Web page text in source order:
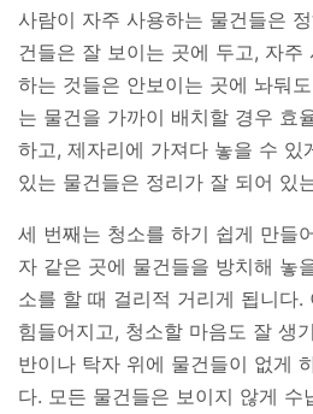
사람이 자주 사용하는 물건들은
건들은 잘 보이는 곳에 두고, 자주
하는 것들은 안보이는 곳에 놔둬
는 물건을 가까이 배치할 경우 효
하고, 제자리에 가져다 놓을 수 있
있는 물건들은 정리가 잘 되어 있
세 번째는 청소를 하기 쉽게 만들
자 같은 곳에 물건들을 방치해 놓
소를 할 때 걸리적 거리게 됩니다.
힘들어지고, 청소할 마음도 잘 생
반이나 탁자 위에 물건들이 없게
다. 모든 물건들은 보이지 않게 수